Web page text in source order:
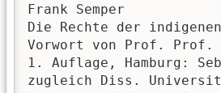
Frank Semper
Die Rechte der
Vorwort von Prof.
1. Auflage, Hamburg:
zugleich Diss.